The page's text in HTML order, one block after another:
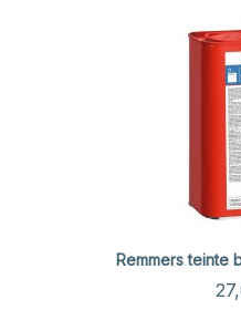
Remmers teinte